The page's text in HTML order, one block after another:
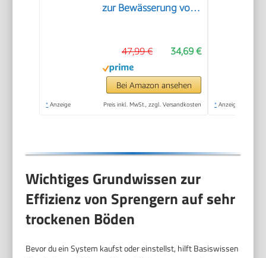
zur Bewässerung von
m, Sprengweite 3-14
m, integrierter
Metallfilter (18712-
20)
34,69 €
47,99 €
Bei Amazon ansehen
* Anzeige Preis inkl. MwSt., zzgl. Versandkosten * Anzeige
Wichtiges Grundwissen zur
Effizienz von Sprengern auf sehr
trockenen Böden
Bevor du ein System kaufst oder einstellst, hilft Basiswissen